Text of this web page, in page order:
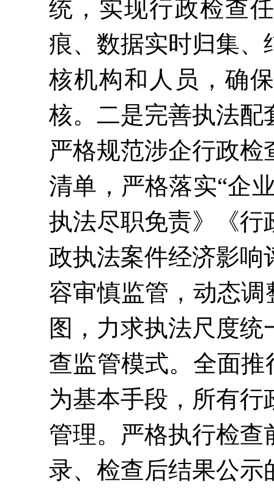
统，实现行政检查
痕、数据实时归集
核机构和人员，确
核。 二是完善执法配
严格规范涉企行政
清单，严格落实“企
执法尽职免责》《行
政执法案件经济影
容审慎监管，动态调
图，力求执法尺度
查监管模式。全面推
为基本手段，所有
管理。严格执行检
录、检查后结果公示